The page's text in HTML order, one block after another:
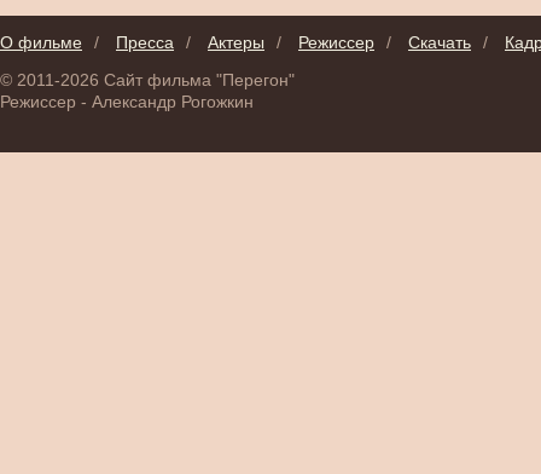
О фильме / Пресса / Актеры / Режиссер / Скачать /
© 2011-2026 Сайт фильма "Перегон"
Режиссер - Александр Рогожкин